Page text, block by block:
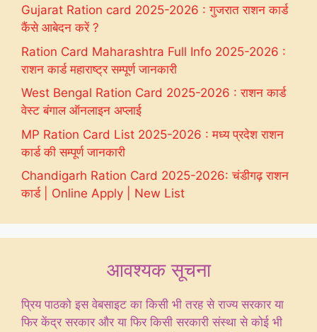
Gujarat Ration card 2025-2026 : गुजरात राशन कार्ड
कैंसे आबेदन करें ?
Ration Card Maharashtra Full Info 2025-2026 :
राशन कार्ड महाराष्ट्र सम्पूर्ण जानकारी
West Bengal Ration Card 2025-2026 : राशन कार्ड
वेस्ट बंगाल ऑनलाइन अप्लाई
MP Ration Card List 2025-2026 : मध्य प्रदेश राशन
कार्ड की सम्पूर्ण जानकारी
Chandigarh Ration Card 2025-2026: चंडीगढ़ राशन
कार्ड | Online Apply | New List
आवश्यक सूचना
प्रिय पाठको इस वेबसाइट का किसी भी तरह से राज्य सरकार या
फिर केंद्र सरकार और या फिर किसी सरकारी संस्था से कोई भी